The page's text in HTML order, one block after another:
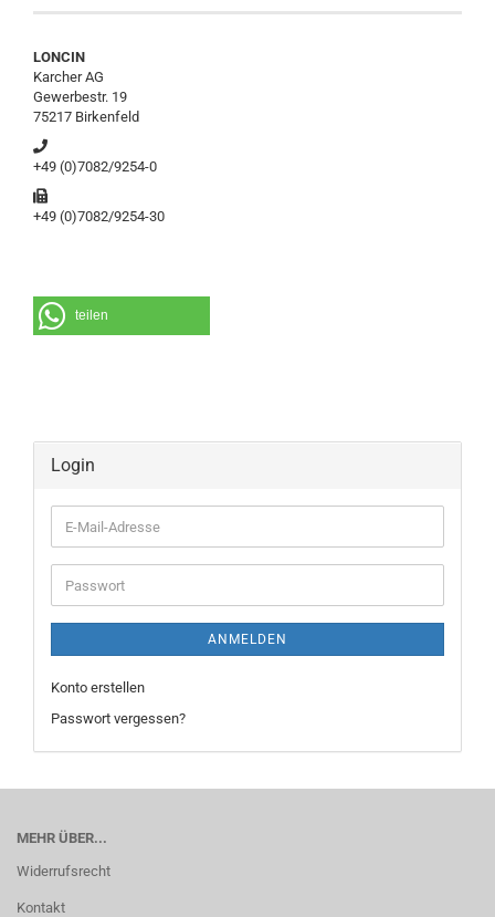
LONCIN
Karcher AG
Gewerbestr. 19
75217 Birkenfeld
+49 (0)7082/9254-0
+49 (0)7082/9254-30
teilen
Login
E-
Mail-
Adresse
Passwort
ANMELDEN
Konto erstellen
Passwort vergessen?
MEHR ÜBER...
Widerrufsrecht
Kontakt